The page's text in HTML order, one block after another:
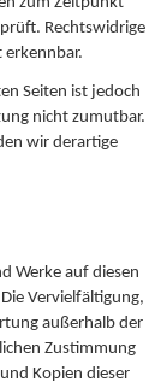
Rechtswidrige
Seiten ist jedoch
nicht zumutbar.
wir derartige
Werke auf diesen
Vervielfältigung,
außerhalb der
Zustimmung
Kopien dieser